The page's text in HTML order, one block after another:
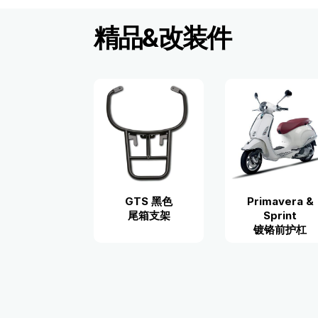
精品&改装件
GTS 黑色
尾箱支架
Primavera &
Sprint
镀铬前护杠